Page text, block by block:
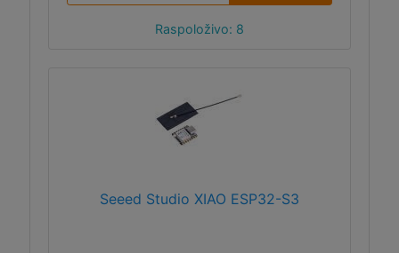
Raspoloživo: 8
Seeed Studio XIAO ESP32-S3